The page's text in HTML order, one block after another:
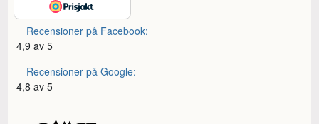
Recensioner på Facebook:
4,9 av 5
Recensioner på Google:
4,8 av 5